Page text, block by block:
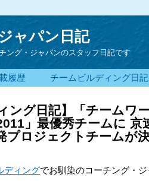
ャパン日記
ング・ジャパンのスタッフ日記です
履歴 チームビルディング日記
ング日記】「チームワ
」最優秀チームに 京
プロジェクトチームが
ディングでお馴染のコーチング・